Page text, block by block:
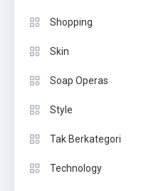
Shopping
Skin
Soap Operas
Style
Tak Berkategori
Technology